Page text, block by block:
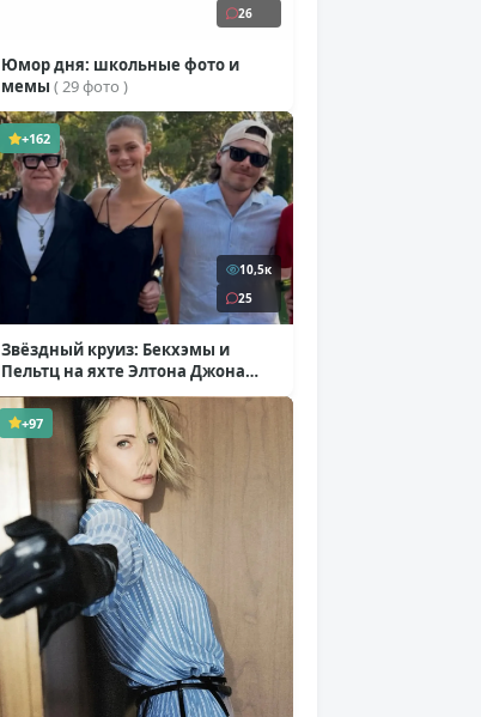
26
Юмор дня: школьные фото и
мемы ( 29 фото )
+162
10,5к
25
Звёздный круиз: Бекхэмы и
Пельтц на яхте Элтона Джона
( 12 фото )
+97